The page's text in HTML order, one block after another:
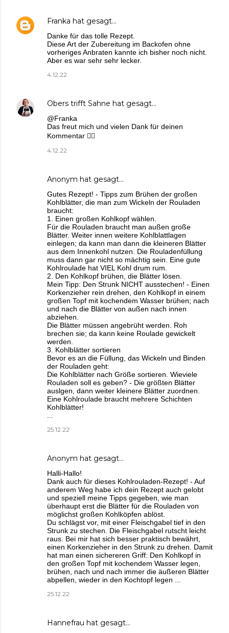
Franka hat gesagt…
Danke für das tolle Rezept.
Diese Art der Zubereitung im Backofen ohne
vorheriges Anbraten kannte ich bisher noch nicht.
Aber es war sehr sehr lecker.
4.12.22
Obers trifft Sahne hat gesagt…
@Franka
Das freut mich und vielen Dank für deinen
Kommentar 🙋‍♀️
4.12.22
Anonym hat gesagt…
Gutes Rezept! - Tipps zum Brühen der großen
Kohlblätter, die man zum Wickeln der Rouladen
braucht:
1. Einen großen Kohlkopf wählen.
Für die Rouladen braucht man außen große
Blätter. Weiter innen weitere Kohlblattlagen
einlegen; da kann man dann die kleineren Blätter
aus dem Innenkohl nutzen. Die Rouladenfüllung
muss dann gar nicht so mächtig sein. Eine gute
Kohlroulade hat VIEL Kohl drum rum.
2. Den Kohlkopf brühen, die Blätter lösen.
Mein Tipp: Den Strunk NICHT ausstechen! - Einen
Korkenzieher rein drehen, den Kohlkopf in einem
großen Topf mit kochendem Wasser brühen; nach
und nach die Blätter von außen nach innen
abziehen.
Die Blätter müssen angebrüht werden. Roh
brechen sie; da kann keine Roulade gewickelt
werden.
3. Kohlblätter sortieren
Bevor es an die Füllung, das Wickeln und Binden
der Rouladen geht:
Die Kohlblätter nach Größe sortieren. Wieviele
Rouladen soll es geben? - Die größten Blätter
auslgen, dann weiter kleinere Blätter zuordnen.
Eine Kohlroulade braucht mehrere Schichten
Kohlblätter!
25.12.22
Anonym hat gesagt…
Halli-Hallo!
Dank auch für dieses Kohlrouladen-Rezept! - Auf
anderem Weg habe ich dein Rezept auch gelobt
und speziell meine Tipps gegeben, wie man
überhaupt erst die Blätter für die Rouladen von
möglichst großen Kohlköpfen ablöst.
Du schlägst vor, mit einer Fleischgabel tief in den
Strunk zu stechen. Die Fleischgabel rutscht leicht
raus. Bei mir hat sich besser praktisch bewährt,
einen Korkenzieher in den Strunk zu drehen. Damit
hat man einen sichereren Griff: Den Kohlkopf in
den großen Topf mit kochendem Wasser legen,
brühen, nach und nach immer die äußeren Blätter
abpellen, wieder in den Kochtopf legen ...
25.12.22
Hannefrau hat gesagt…